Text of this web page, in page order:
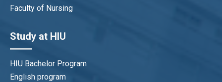
Faculty of Nursing
Study at HIU
HIU Bachelor Program
English program